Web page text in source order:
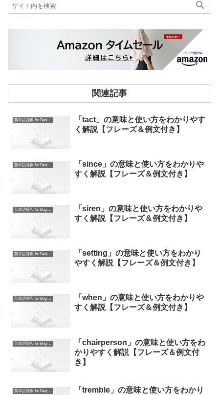
関連記事
英単語辞典 for Beginners
「tact」の意味と使い方をわかりやす
く解説【フレーズ＆例文付き】
英単語辞典 for Beginners
「since」の意味と使い方をわかりや
すく解説【フレーズ＆例文付き】
英単語辞典 for Beginners
「siren」の意味と使い方をわかりや
すく解説【フレーズ＆例文付き】
英単語辞典 for Beginners
「setting」の意味と使い方をわかり
やすく解説【フレーズ＆例文付き】
英単語辞典 for Beginners
「when」の意味と使い方をわかりや
すく解説【フレーズ＆例文付き】
英単語辞典 for Beginners
「chairperson」の意味と使い方をわ
かりやすく解説【フレーズ＆例文付
き】
英単語辞典 for Beginners
「tremble」の意味と使い方をわかり